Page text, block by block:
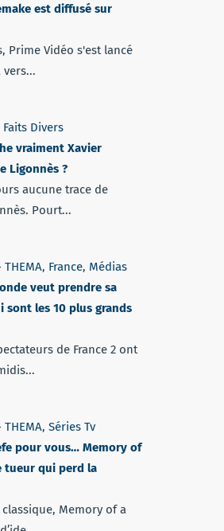
est diffusé sur
Prime Vidéo s'est lancé
Faits Divers
vraiment Xavier
Ligonnès ?
aucune trace de
Pourt...
THEMA, France, Médias
veut prendre sa
sont les 10 plus grands
de France 2 ont
THEMA, Séries Tv
pour vous… Memory of
tueur qui perd la
Memory of a